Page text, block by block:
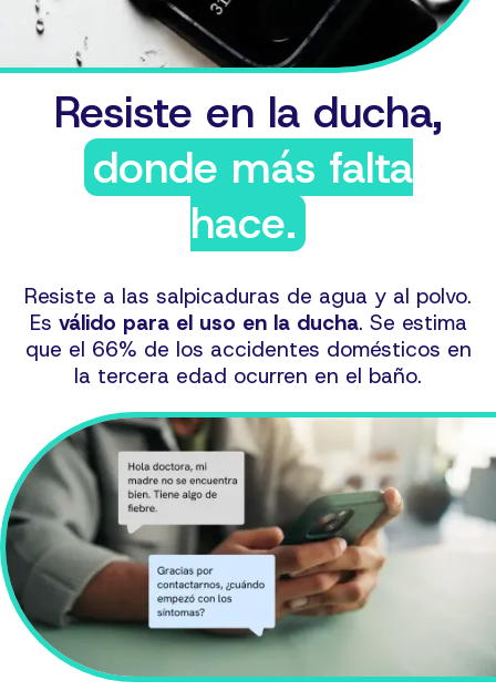
Resiste en la ducha,
donde más falta
hace.
Resiste a las salpicaduras de agua y al polvo.
Es válido para el uso en la ducha. Se estima
que el 66% de los accidentes domésticos en
la tercera edad ocurren en el baño.